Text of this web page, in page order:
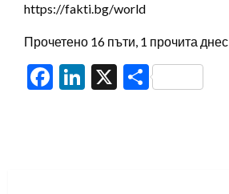
https://fakti.bg/world
Прочетено 16 пъти, 1 прочита днес
Facebook
LinkedIn
X Share